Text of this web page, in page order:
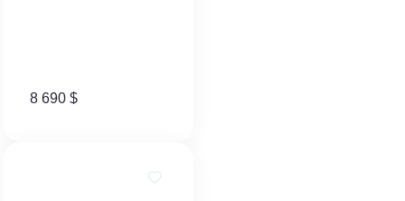
8 690 $